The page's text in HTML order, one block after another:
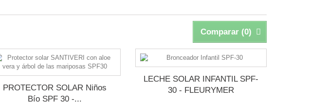
Comparar (0)
PROTECTOR SOLAR Niños
Bío SPF 30 -...
LECHE SOLAR INFANTIL SPF-
30 - FLEURYMER